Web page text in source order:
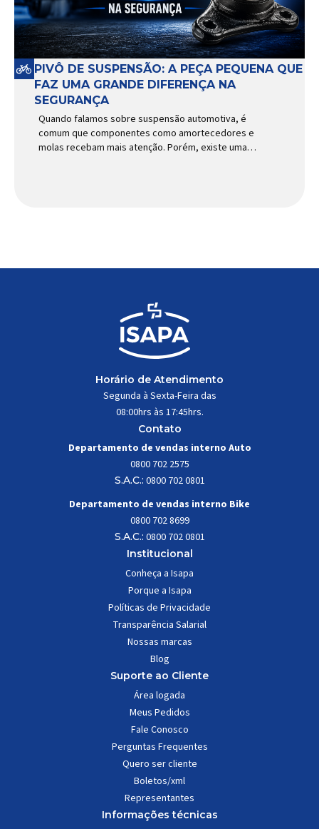
PIVÔ DE SUSPENSÃO: A PEÇA PEQUENA QUE
FAZ UMA GRANDE DIFERENÇA NA
SEGURANÇA
Quando falamos sobre suspensão automotiva, é
comum que componentes como amortecedores e
molas recebam mais atenção. Porém, existe uma
Horário de Atendimento
Segunda à Sexta-Feira das
08:00hrs às 17:45hrs.
Contato
Departamento de vendas interno Auto
0800 702 2575
S.A.C.: 0800 702 0801
Departamento de vendas interno Bike
0800 702 8699
S.A.C.: 0800 702 0801
Institucional
Conheça a Isapa
Porque a Isapa
Políticas de Privacidade
Transparência Salarial
Nossas marcas
Blog
Suporte ao Cliente
Área logada
Meus Pedidos
Fale Conosco
Perguntas Frequentes
Quero ser cliente
Boletos/xml
Representantes
Informações técnicas